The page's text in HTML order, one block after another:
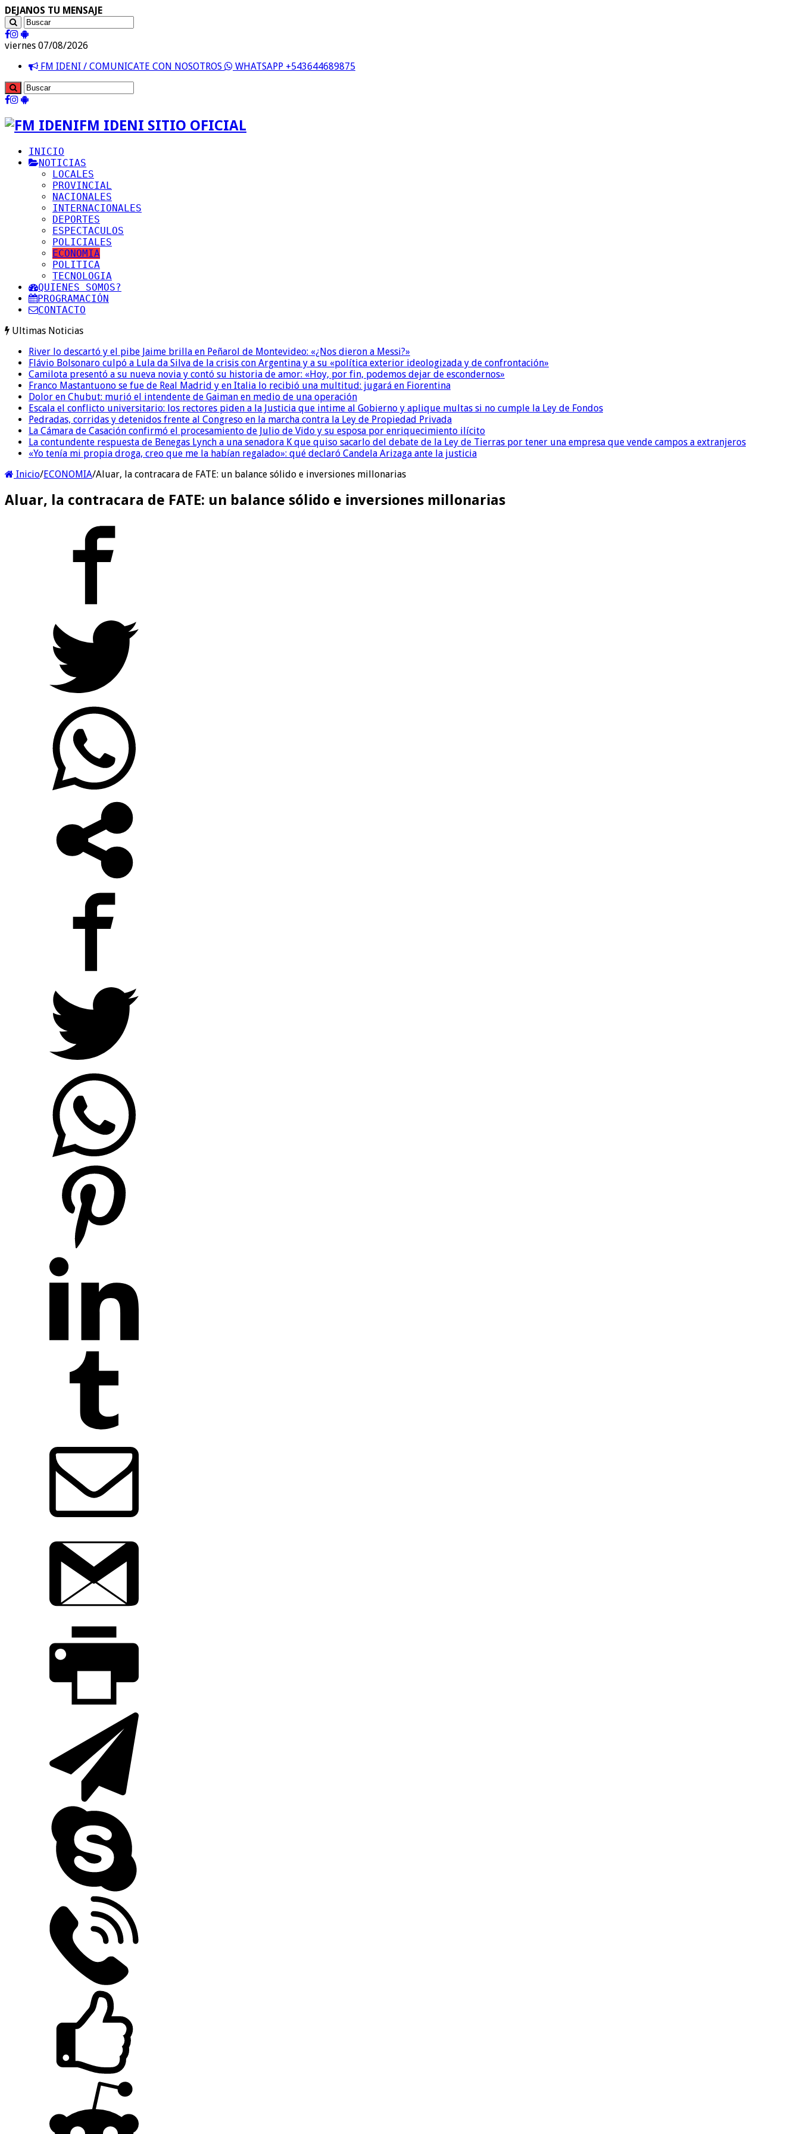
DEJANOS TU MENSAJE
viernes 07/08/2026
FM IDENI / COMUNICATE CON NOSOTROS
WHATSAPP +543644689875
FM IDENI SITIO OFICIAL
INICIO
NOTICIAS
LOCALES
PROVINCIAL
NACIONALES
INTERNACIONALES
DEPORTES
ESPECTACULOS
POLICIALES
ECONOMIA
POLITICA
TECNOLOGIA
QUIENES SOMOS?
PROGRAMACIÓN
CONTACTO
Ultimas Noticias
River lo descartó y el pibe Jaime brilla en Peñarol de Montevideo: «¿Nos dieron a Messi?»
Flávio Bolsonaro culpó a Lula da Silva de la crisis con Argentina y a su «política exterior ideologizada y de confrontación»
Camilota presentó a su nueva novia y contó su historia de amor: «Hoy, por fin, podemos dejar de escondernos»
Franco Mastantuono se fue de Real Madrid y en Italia lo recibió una multitud: jugará en Fiorentina
Dolor en Chubut: murió el intendente de Gaiman en medio de una operación
Escala el conflicto universitario: los rectores piden a la Justicia que intime al Gobierno y aplique multas si no cumple la Ley de Fondos
Pedradas, corridas y detenidos frente al Congreso en la marcha contra la Ley de Propiedad Privada
La Cámara de Casación confirmó el procesamiento de Julio de Vido y su esposa por enriquecimiento ilícito
La contundente respuesta de Benegas Lynch a una senadora K que quiso sacarlo del debate de la Ley de Tierras por tener una empresa que vende campos a extranjeros
«Yo tenía mi propia droga, creo que me la habían regalado»: qué declaró Candela Arizaga ante la justicia
Inicio/ECONOMIA/Aluar, la contracara de FATE: un balance sólido e inversiones millonarias
Aluar, la contracara de FATE: un balance sólido e inversiones millonarias